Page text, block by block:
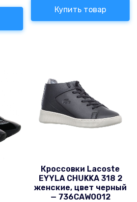
Купить товар
Кроссовки Lacoste
EYYLA CHUKKA 318 2
женские, цвет черный
— 736CAW0012